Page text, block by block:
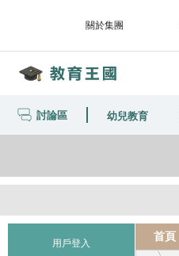
關於集團
討論區 幼兒教育
用戶登入
首頁